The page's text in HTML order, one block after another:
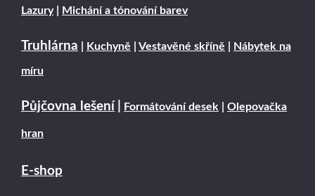
Lazury| Michání a tónování barev
Truhlárna Kuchyně Vestavěné skříně Nábytek na
míru
Půjčovna lešení Formátování desek Olepovačka
hran
E-shop